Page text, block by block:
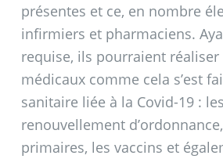
présentes et ce, en nombre
infirmiers et pharmaciens.
requise, ils pourraient réaliser
médicaux comme cela s’est
sanitaire liée à la Covid-19 : les
renouvellement
primaires, les vaccins et